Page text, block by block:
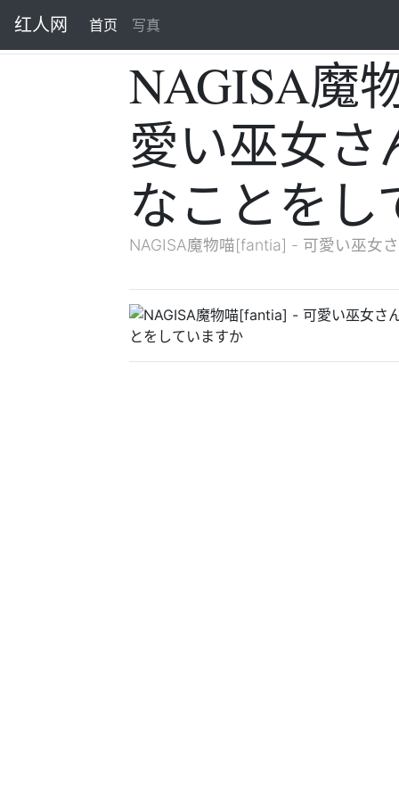
红人网 首页 (current)
写真
NAGISA魔
愛い巫女
なことをし
NAGISA魔物喵[fantia] - 可愛い巫女